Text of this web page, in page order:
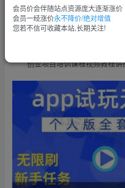
立即购买
您当前未登录！建议
创业项目培训课程视频教程讲
会员价会伴随站点资源庞大逐渐涨价
会员一经涨价永不降价/绝对增值
您若不信可收藏本站,长期关注!